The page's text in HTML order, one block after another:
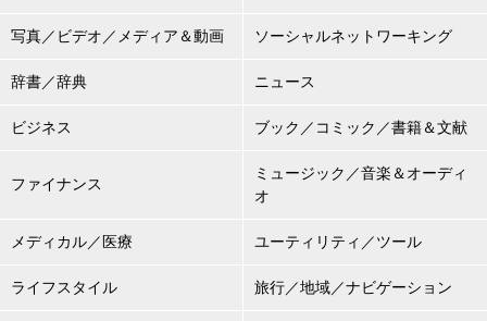
写真／ビデオ／メディア＆動画 ソーシャルネットワーキング
辞書／辞典 ニュース
ビジネス ブック／コミック／書籍＆文献
ファイナンス
ミュージック／音楽＆オーディ
オ
メディカル／医療 ユーティリティ／ツール
ライフスタイル 旅行／地域／ナビゲーション